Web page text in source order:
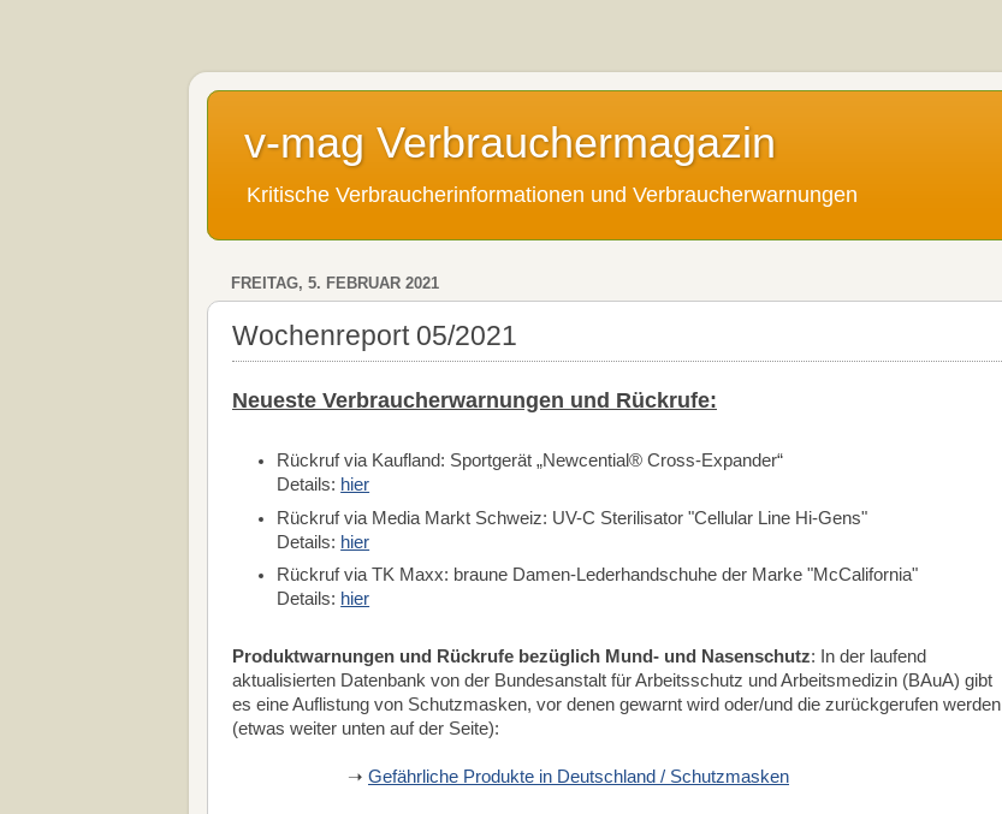
v-mag Verbrauchermagazin
Kritische Verbraucherinformationen und Verbraucherwarnungen
FREITAG, 5. FEBRUAR 2021
Wochenreport 05/2021
Neueste Verbraucherwarnungen und Rückrufe:
Rückruf via Kaufland: Sportgerät „Newcential® Cross-Expander“
Details: hier
Rückruf via Media Markt Schweiz: UV-C Sterilisator "Cellular Line Hi-Gens"
Details: hier
Rückruf via TK Maxx: braune Damen-Lederhandschuhe der Marke "McCalifornia"
Details: hier
Produktwarnungen und Rückrufe bezüglich Mund- und Nasenschutz: In der laufend
aktualisierten Datenbank von der Bundesanstalt für Arbeitsschutz und Arbeitsmedizin (BAuA) gibt
es eine Auflistung von Schutzmasken, vor denen gewarnt wird oder/und die zurückgerufen werden
(etwas weiter unten auf der Seite):
➝ Gefährliche Produkte in Deutschland / Schutzmasken